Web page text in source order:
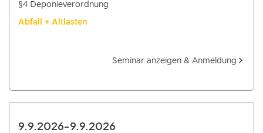
§4 Deponieverordnung
Abfall + Altlasten
Seminar anzeigen & Anmeldung
9.9.2026-9.9.2026